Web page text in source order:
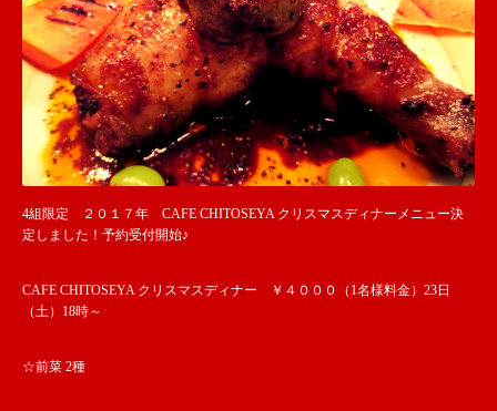
4組限定 ２０１７年 CAFE CHITOSEYA クリスマスディナーメニュー決
定しました！予約受付開始♪
CAFE CHITOSEYA クリスマスディナー ￥４０００（1名様料金）23日
（土）18時～
☆前菜 2種